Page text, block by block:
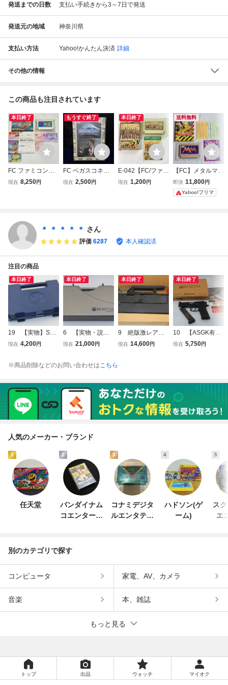
発送までの日数 支払い手続きから3～7日で発送
発送元の地域 神奈川県
支払い方法 Yahoo!かんたん決済 詳細
その他の情報
この商品も注目されています
本日終了
FC ファミコン
リップルアイラン
現在 8,250円
もうすぐ終了
FC ベガスコネク
ション カジノから
68米)
現在 2,500円
本日終了
E-042【FC/ファミ
コン/動作確認済】
現在 1,200円
送料無料
【FC】メタルマッ
クス 箱 説明書付
き ファミコンソフ
ト
即決 11,800円
Yahoo!フリマ
＊ ＊ ＊ ＊ ＊ さん
評価 6287 本人確認済
注目の商品
本日終了
19 【実物】S&
W 純正 ハードピ
印入 M3913/M590
ス＆ウェッソン
【ケースのみ】
現在 4,200円
本日終了
6 【実物・説明
書付】ベレッタ 純
内装 Wダイヤルロ
ーM92FS/M9対応
BERETTAケース
のみ
現在 21,000円
本日終了
9 絶版激レア】
MAGPUL PTS FP
SC グロック 美
品
現在 14,600円
本日終了
10 【ASGK有】
WA ベレッタ M92
説付
現在 5,750円
※商品削除などのお問い合わせはこちら
人気のメーカー・ブランド
1
任天堂
2
バンダイナム
コエンターテ
3
コナミデジタ
ルエンタテイ
4
ハドソン(ゲ
ーム)
5
ス
エ
別のカテゴリで探す
コンピュータ 家電、AV、カメラ
音楽 本、雑誌
もっと見る
トップ 出品 ウォッチ マイオク